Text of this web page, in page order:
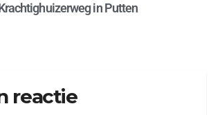
in Putten
reactie